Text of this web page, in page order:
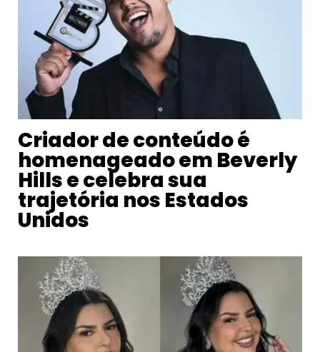
Criador de conteúdo é
homenageado em Beverly
Hills e celebra sua
trajetória nos Estados
Unidos